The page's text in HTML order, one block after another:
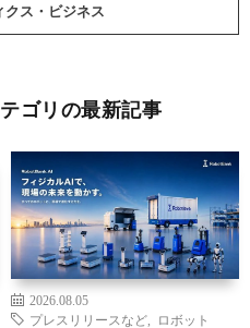
クス・ビジネス
ゴリの最新記事
2026.08.05
プレスリリースなど
ロボット